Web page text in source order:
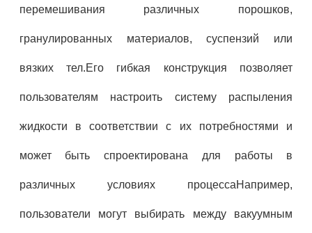
перемешивания различных порошков,
гранулированных материалов, суспензий или
вязких тел.Его гибкая конструкция позволяет
пользователям настроить систему распыления
жидкости в соответствии с их потребностями и
может быть спроектирована для работы в
различных условиях процессаНапример,
пользователи могут выбирать между вакуумным